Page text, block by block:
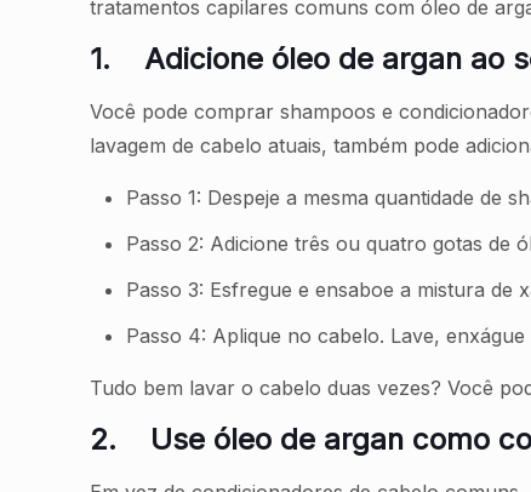
tratamentos capilares comuns com óleo de
1. Adicione óleo de argan ao
Você pode comprar shampoos e
lavagem de cabelo atuais, também pode
Passo 1: Despeje a mesma quantidade de
Passo 2: Adicione três ou quatro gotas de
Passo 3: Esfregue e ensaboe a mistura de
Passo 4: Aplique no cabelo. Lave,
Tudo bem lavar o cabelo duas vezes? Você
2. Use óleo de argan como